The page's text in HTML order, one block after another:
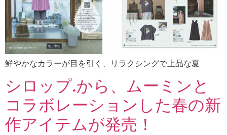
鮮やかなカラーが目を引く、リラクシングで上品な夏
シロップ.から、ムーミンと
コラボレーションした春の新
作アイテムが発売！